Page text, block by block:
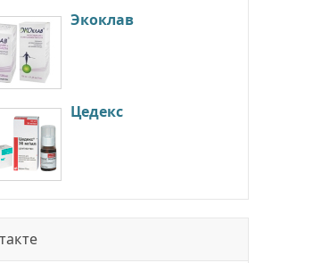
Экоклав
Цедекс